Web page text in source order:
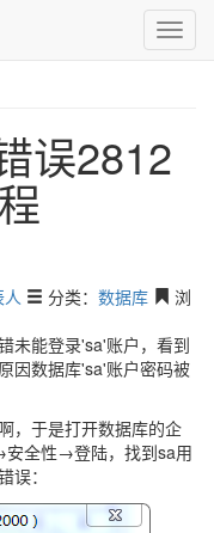
错误2812 未能找到存储
误2812
人 分类： 数据库
浏
未能登录'sa'账户，看到
因数据库'sa'账户密码被
，于是打开数据库的企
安全性→登陆，找到sa用
误：